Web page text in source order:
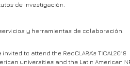
de investigación.
y herramientas de colaboración.
to attend the RedCLARA’s TICAL2019
universities and the Latin American